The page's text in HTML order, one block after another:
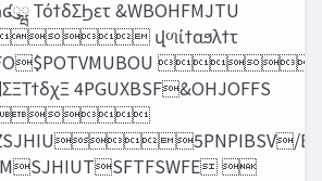
վળίϯαϧλϯτ
4PGUXBSF&OHJOFFS
